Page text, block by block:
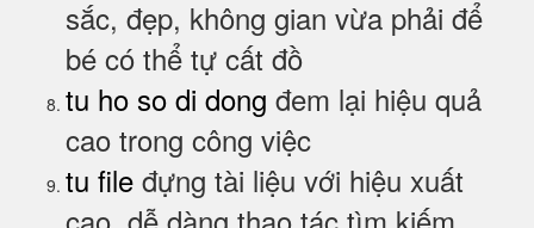
sắc, đẹp, không gian vừa phải để
bé có thể tự cất đồ
tu ho so di dong đem lại hiệu quả
cao trong công việc
tu file đựng tài liệu với hiệu xuất